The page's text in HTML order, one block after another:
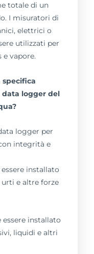
totale di un
I misuratori di
elettrici o
utilizzati per
e vapore.
specifica
data logger del
logger per
integrità e
installato
e altre forze
installato
liquidi e altri